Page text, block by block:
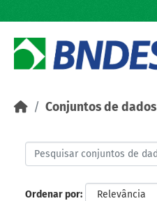
Conjuntos de dados
Ordenar por